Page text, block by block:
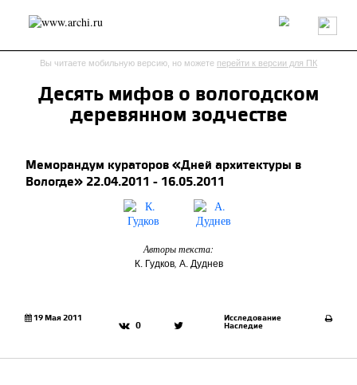
Россия Мир Технологии Интерьер Пресса
Архитекторы
send.project
Обзор
Объект
Результаты конкурса
Репортаж
Рецензия Архитектура
Иностранцы в России
Наследие Образование
Вы читаете мобильную версию, но можете перейти к версии для ПК
Десять мифов о вологодском
деревянном зодчестве
Меморандум кураторов «Дней архитектуры в
Вологде» 22.04.2011 - 16.05.2011
Авторы текста:
К. Гудков, А. Дуднев
19 Мая 2011
0
Исследование
Наследие